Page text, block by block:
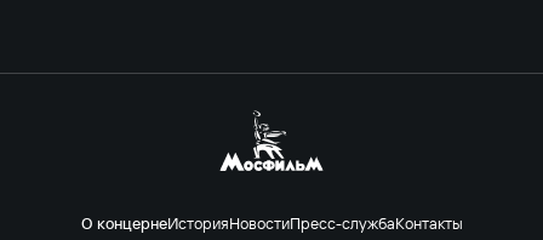
О концернеИсторияНовостиПресс-службаКонтакты